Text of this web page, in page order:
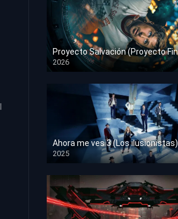
2026
HD 1080p
Ahora me ves 3 (Los ilusionistas)
2025
HD 1080p